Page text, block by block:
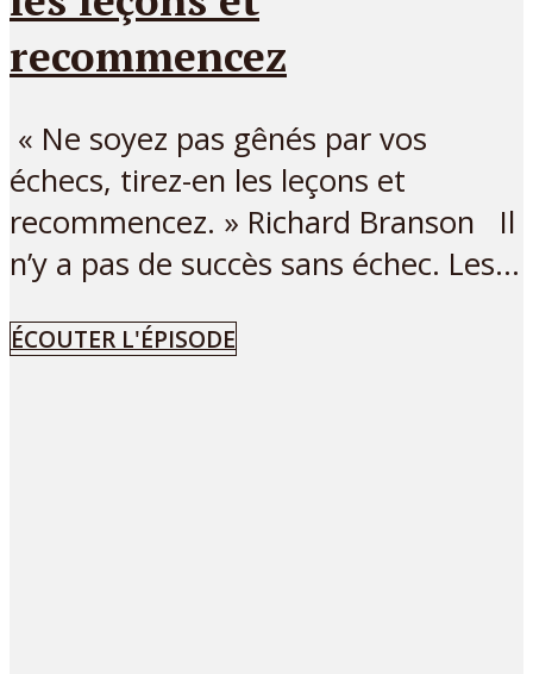
recommencez
« Ne soyez pas gênés par vos
échecs, tirez-en les leçons et
recommencez. » Richard Branson Il
n’y a pas de succès sans échec. Les...
ÉCOUTER L'ÉPISODE